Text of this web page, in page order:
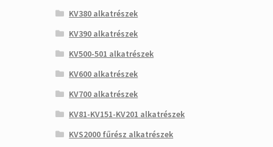
KV380 alkatrészek
KV390 alkatrészek
KV500-501 alkatrészek
KV600 alkatrészek
KV700 alkatrészek
KV81-KV151-KV201 alkatrészek
KVS2000 fűrész alkatrészek